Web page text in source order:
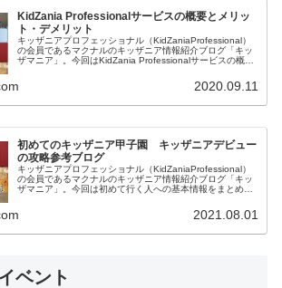
KidZania Professionalサービスの概要とメリッ
ト・デメリット
キッザニアプロフェッショナル（KidZaniaProfessional）
の会員であるマクナルのキッザニア情報紹介ブログ「キッ
ザマニア」。今回はKidZania Professionalサービスの概要
2020.09.11
初めてのキッザニア甲子園 キッザニアデビュー
の攻略参考ブログ
キッザニアプロフェッショナル（KidZaniaProfessional）
の会員であるマクナルのキッザニア情報紹介ブログ「キッ
ザマニア」。今回は初めて行く人への基本情報をまとめて
のでおすすめです。初めて行く人の参考になれば幸いで
す。
2021.08.01
ベント